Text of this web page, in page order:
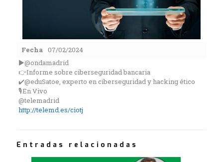
Fecha 07/02/2024
▶️@ondamadrid
👉Informe sobre ciberseguridad bancaria
✔️@eduSatoe, experto en ciberseguridad y hacking ético
🎙️En Vivo
@telemadrid
http://telemd.es/ciotj
Entradas relacionadas